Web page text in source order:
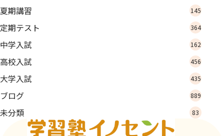
夏期講習 145
定期テスト 364
中学入試 162
高校入試 456
大学入試 435
ブログ 889
未分類 83